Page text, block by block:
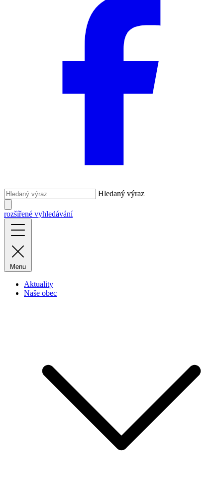
Hledaný výraz
rozšířené vyhledávání
Menu
Aktuality
Naše obec